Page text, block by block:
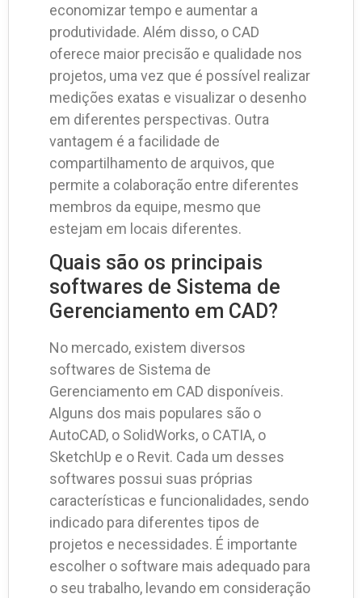
economizar tempo e aumentar a
produtividade. Além disso, o CAD
oferece maior precisão e qualidade nos
projetos, uma vez que é possível realizar
medições exatas e visualizar o desenho
em diferentes perspectivas. Outra
vantagem é a facilidade de
compartilhamento de arquivos, que
permite a colaboração entre diferentes
membros da equipe, mesmo que
estejam em locais diferentes.
Quais são os principais
softwares de Sistema de
Gerenciamento em CAD?
No mercado, existem diversos
softwares de Sistema de
Gerenciamento em CAD disponíveis.
Alguns dos mais populares são o
AutoCAD, o SolidWorks, o CATIA, o
SketchUp e o Revit. Cada um desses
softwares possui suas próprias
características e funcionalidades, sendo
indicado para diferentes tipos de
projetos e necessidades. É importante
escolher o software mais adequado para
o seu trabalho, levando em consideração